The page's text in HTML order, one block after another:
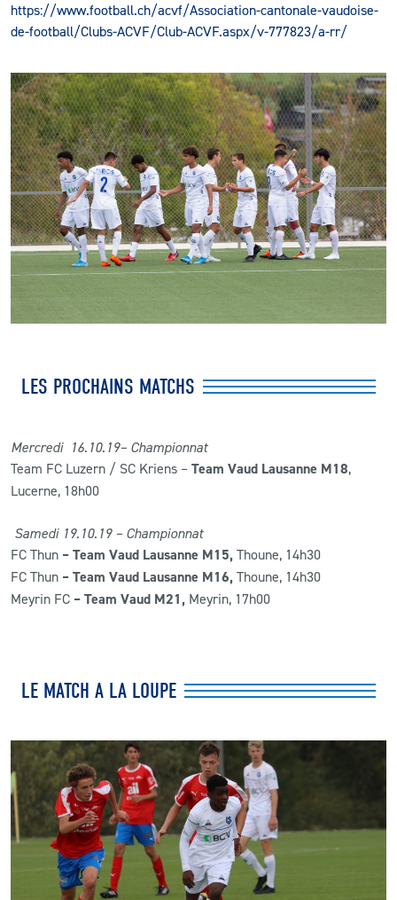
https://www.football.ch/acvf/Association-cantonale-vaudoise-
de-football/Clubs-ACVF/Club-ACVF.aspx/v-777823/a-rr/
LES PROCHAINS MATCHS
Mercredi 16.10.19– Championnat
Team FC Luzern / SC Kriens – Team Vaud Lausanne M18,
Lucerne, 18h00
Samedi 19.10.19 – Championnat
FC Thun – Team Vaud Lausanne M15, Thoune, 14h30
FC Thun – Team Vaud Lausanne M16, Thoune, 14h30
Meyrin FC – Team Vaud M21, Meyrin, 17h00
LE MATCH A LA LOUPE